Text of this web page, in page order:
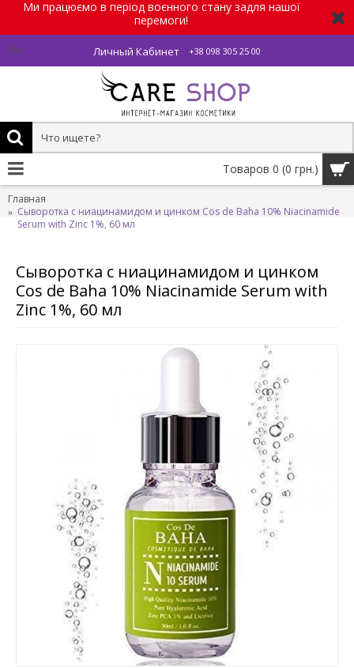
Ми працюємо в період воєнного стану задля нашої
перемоги!
Рус Личный Кабинет +38 098 305 25 00
Товаров 0 (0 грн.)
Главная
Сыворотка с ниацинамидом и цинком Cos de Baha 10% Niacinamide
Serum with Zinc 1%, 60 мл
Сыворотка с ниацинамидом и цинком
Cos de Baha 10% Niacinamide Serum with
Zinc 1%, 60 мл